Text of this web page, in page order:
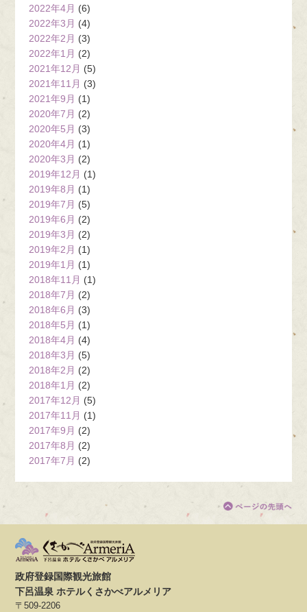
2022年4月 (6)
2022年3月 (4)
2022年2月 (3)
2022年1月 (2)
2021年12月 (5)
2021年11月 (3)
2021年9月 (1)
2020年7月 (2)
2020年5月 (3)
2020年4月 (1)
2020年3月 (2)
2019年12月 (1)
2019年8月 (1)
2019年7月 (5)
2019年6月 (2)
2019年3月 (2)
2019年2月 (1)
2019年1月 (1)
2018年11月 (1)
2018年7月 (2)
2018年6月 (3)
2018年5月 (1)
2018年4月 (4)
2018年3月 (5)
2018年2月 (2)
2018年1月 (2)
2017年12月 (5)
2017年11月 (1)
2017年9月 (2)
2017年8月 (2)
2017年7月 (2)
政府登録国際観光旅館
下呂温泉 ホテルくさかべアルメリア
〒509-2206